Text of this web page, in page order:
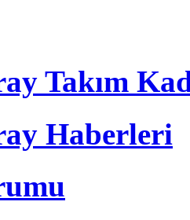
Takım
Haberleri